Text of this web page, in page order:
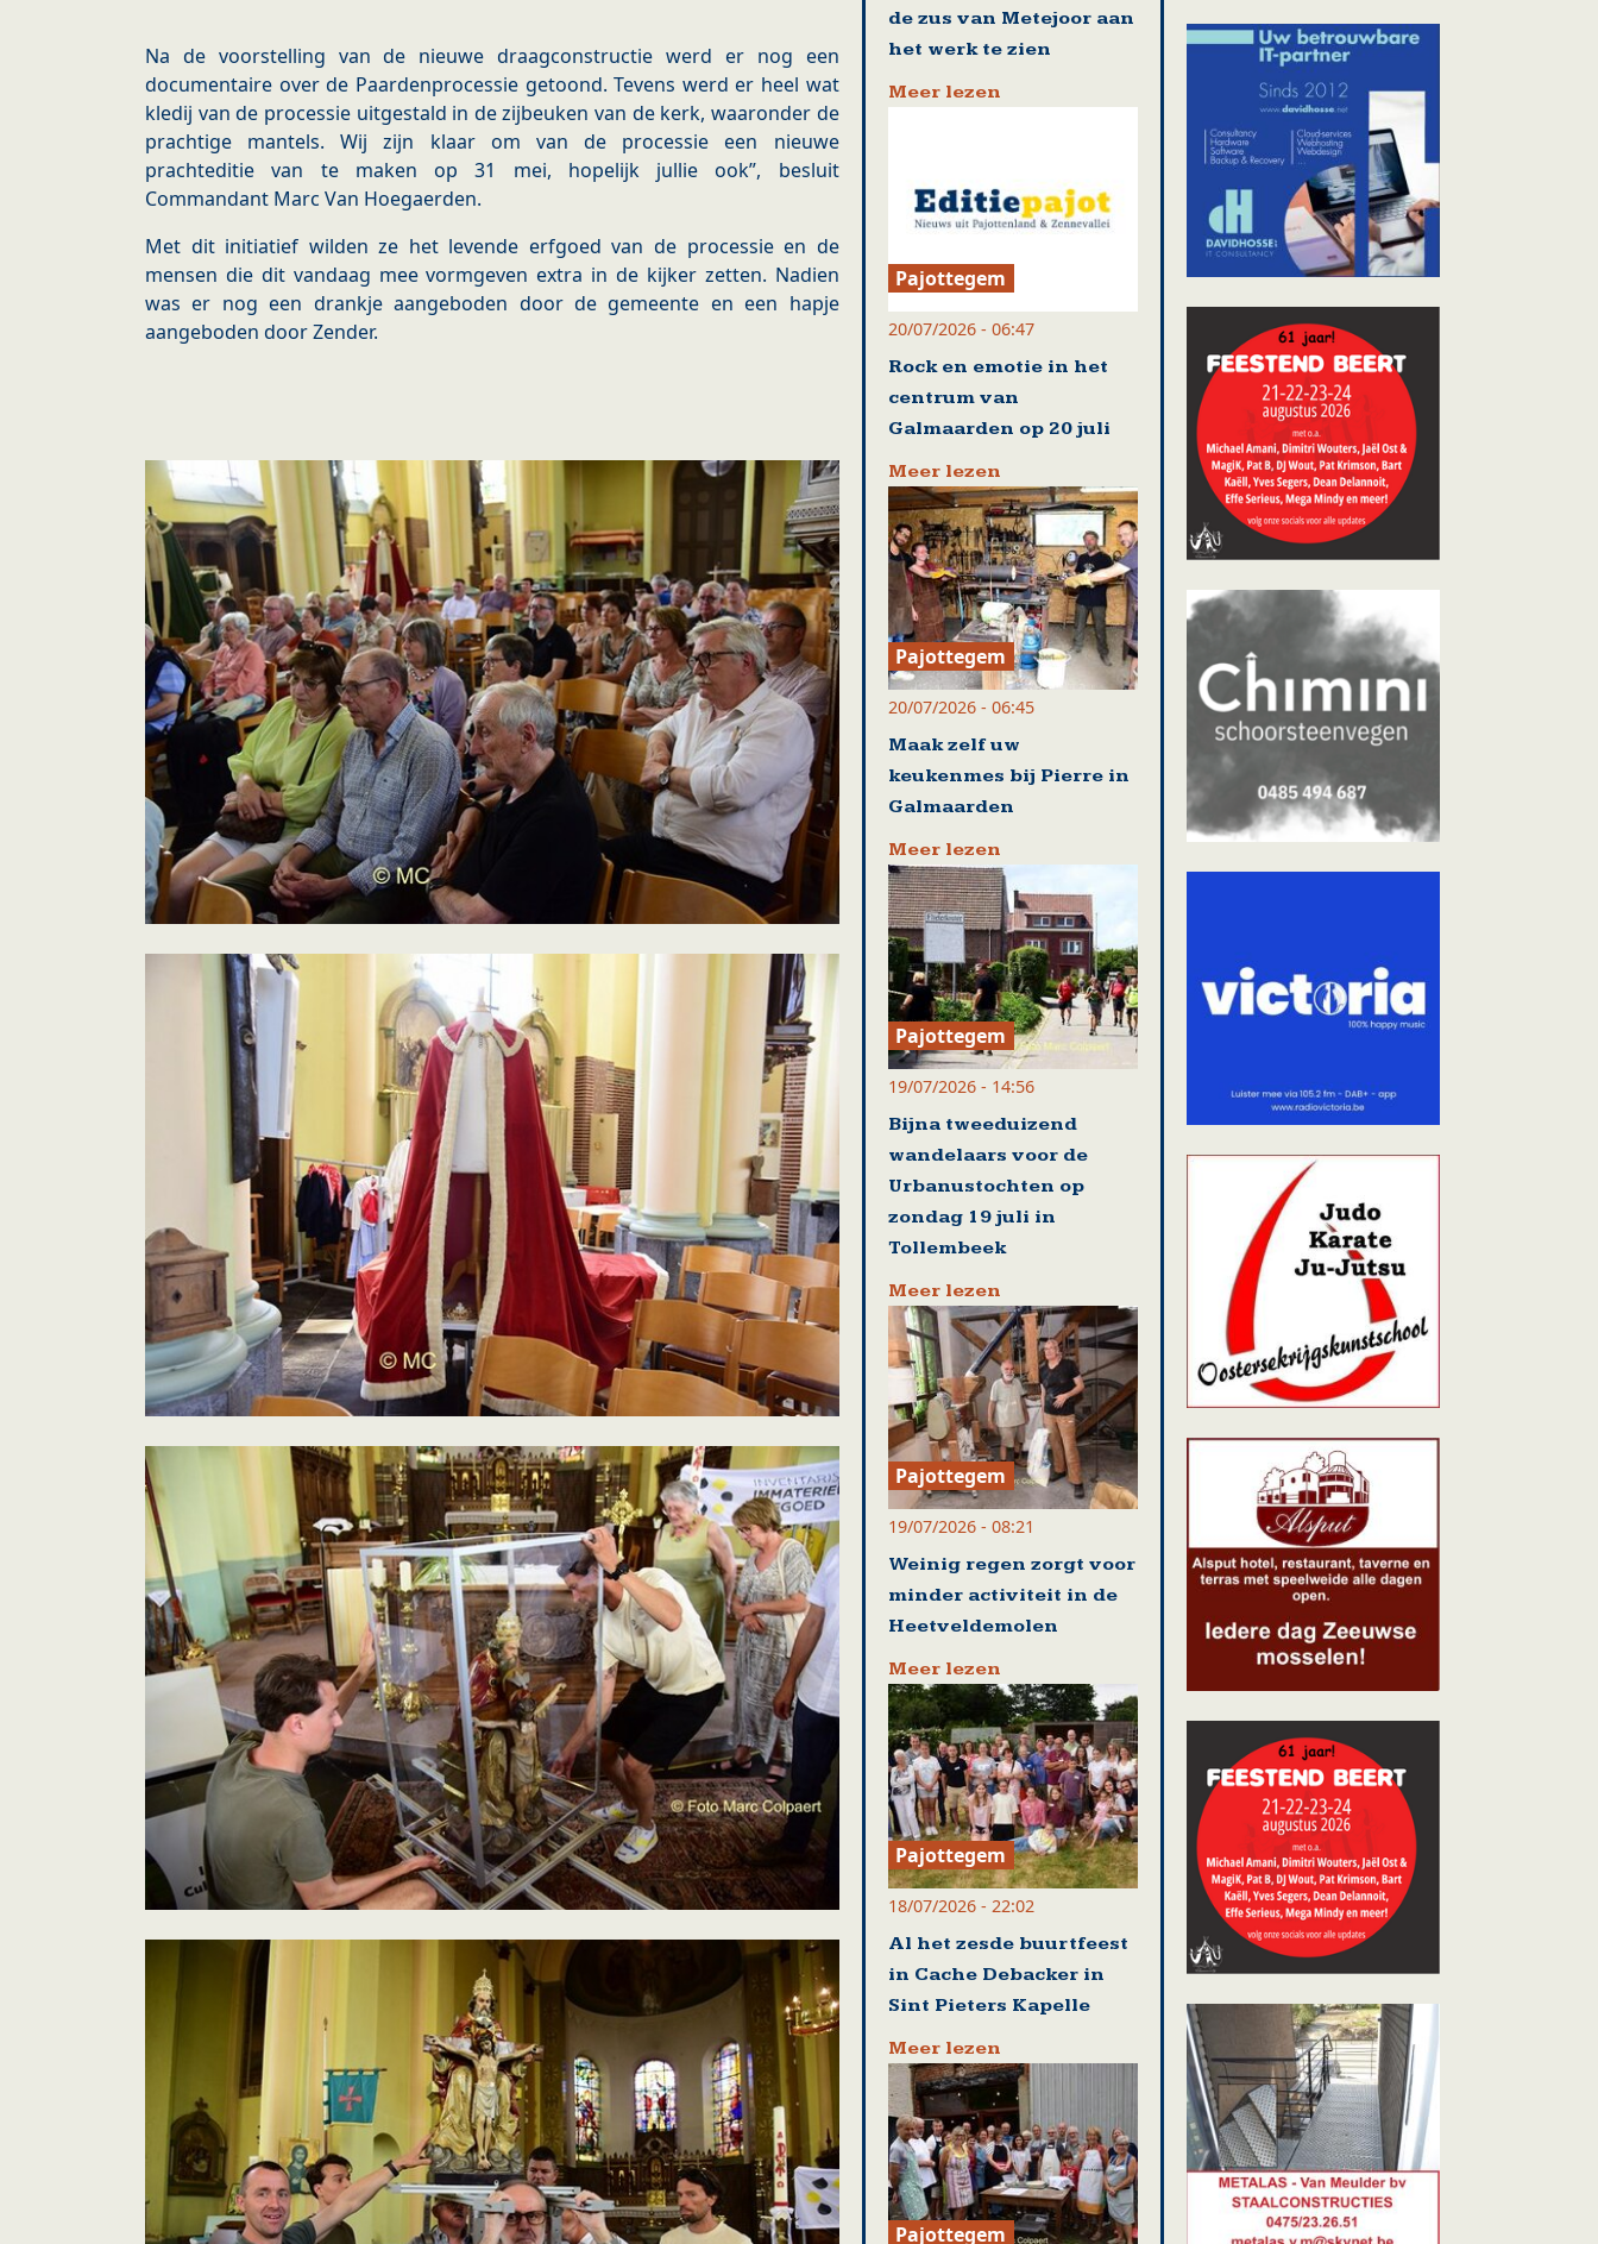
Na de voorstelling van de nieuwe draagconstructie werd er nog een
documentaire over de Paardenprocessie getoond. Tevens werd er heel wat
kledij van de processie uitgestald in de zijbeuken van de kerk, waaronder de
prachtige mantels. Wij zijn klaar om van de processie een nieuwe
prachteditie van te maken op 31 mei, hopelijk jullie ook”, besluit
Commandant Marc Van Hoegaerden.
Met dit initiatief wilden ze het levende erfgoed van de processie en de
mensen die dit vandaag mee vormgeven extra in de kijker zetten. Nadien
was er nog een drankje aangeboden door de gemeente en een hapje
aangeboden door Zender.
de zus van Metejoor aan
het werk te zien
Meer lezen
Pajottegem
20/07/2026 - 06:47
Rock en emotie in het
centrum van
Galmaarden op 20 juli
Meer lezen
Pajottegem
20/07/2026 - 06:45
Maak zelf uw
keukenmes bij Pierre in
Galmaarden
Meer lezen
Pajottegem
19/07/2026 - 14:56
Bijna tweeduizend
wandelaars voor de
Urbanustochten op
zondag 19 juli in
Tollembeek
Meer lezen
Pajottegem
19/07/2026 - 08:21
Weinig regen zorgt voor
minder activiteit in de
Heetveldemolen
Meer lezen
Pajottegem
18/07/2026 - 22:02
Al het zesde buurtfeest
in Cache Debacker in
Sint Pieters Kapelle
Meer lezen
Pajottegem